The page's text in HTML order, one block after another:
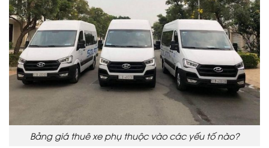
Bảng giá thuê xe phụ thuộc vào các yếu tố nào?